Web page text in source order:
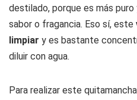
destilado, porque es más
sabor o fragancia. Eso sí, este
limpiar y es bastante
diluir con agua.
Para realizar este